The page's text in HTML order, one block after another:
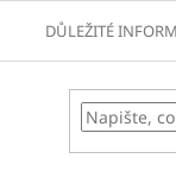
DŮLEŽITÉ